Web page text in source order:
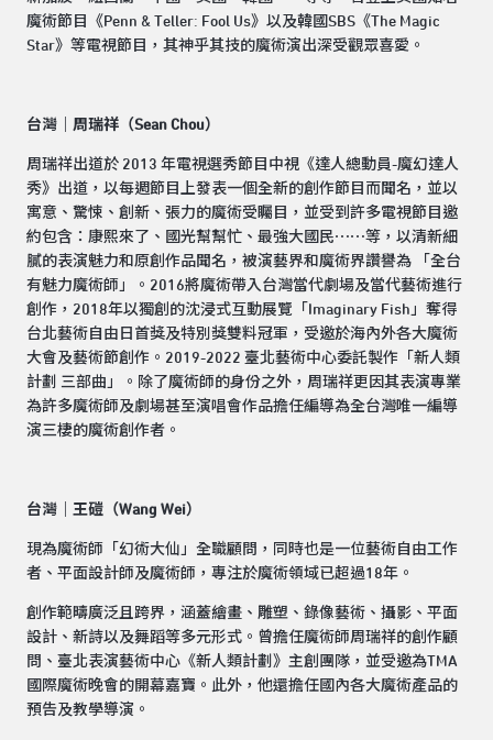
魔術節目《Penn & Teller: Fool Us》以及韓國SBS《The Magic
Star》等電視節目，其神乎其技的魔術演出深受觀眾喜愛。
台灣｜周瑞祥（Sean Chou）
周瑞祥出道於 2013 年電視選秀節目中視《達人總動員-魔幻達人
秀》出道，以每週節目上發表一個全新的創作節目而聞名，並以
寓意、驚悚、創新、張力的魔術受矚目，並受到許多電視節目邀
約包含：康熙來了、國光幫幫忙、最強大國民⋯⋯等，以清新細
膩的表演魅力和原創作品聞名，被演藝界和魔術界讚譽為 「全台
有魅力魔術師」。2016將魔術帶入台灣當代劇場及當代藝術進行
創作，2018年以獨創的沈浸式互動展覽「Imaginary Fish」奪得
台北藝術自由日首獎及特別獎雙料冠軍，受邀於海內外各大魔術
大會及藝術節創作。2019-2022 臺北藝術中心委託製作「新人類
計劃 三部曲」。除了魔術師的身份之外，周瑞祥更因其表演專業
為許多魔術師及劇場甚至演唱會作品擔任編導為全台灣唯一編導
演三棲的魔術創作者。
台灣｜王磑（Wang Wei）
現為魔術師「幻術大仙」全職顧問，同時也是一位藝術自由工作
者、平面設計師及魔術師，專注於魔術領域已超過18年。
創作範疇廣泛且跨界，涵蓋繪畫、雕塑、錄像藝術、攝影、平面
設計、新詩以及舞蹈等多元形式。曾擔任魔術師周瑞祥的創作顧
問、臺北表演藝術中心《新人類計劃》主創團隊，並受邀為TMA
國際魔術晚會的開幕嘉寶。此外，他還擔任國內各大魔術產品的
預告及教學導演。